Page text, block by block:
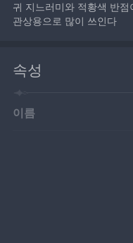
귀 지느러미와 적황색 반점
관상용으로 많이 쓰인다
속성
이름